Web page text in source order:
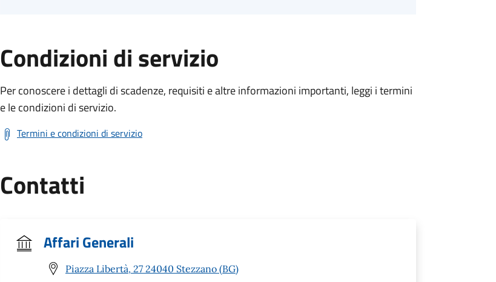
Condizioni di servizio
Per conoscere i dettagli di scadenze, requisiti e altre informazioni importanti, leggi i termini
e le condizioni di servizio.
Termini e condizioni di servizio
Contatti
Affari Generali
Piazza Libertà, 27 24040 Stezzano (BG)